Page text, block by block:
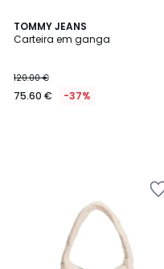
TOMMY JEANS
Carteira em ganga
120.00 €
75.60 € -37%